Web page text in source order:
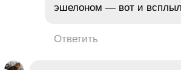
эшелоном — вот и
Ответить